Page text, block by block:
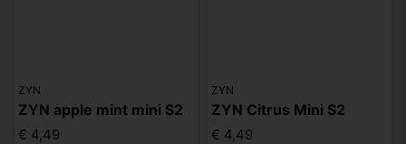
ZYN
ZYN apple mint mini S2
€ 4,49
ZYN
ZYN Citrus Mini S2
€ 4,49